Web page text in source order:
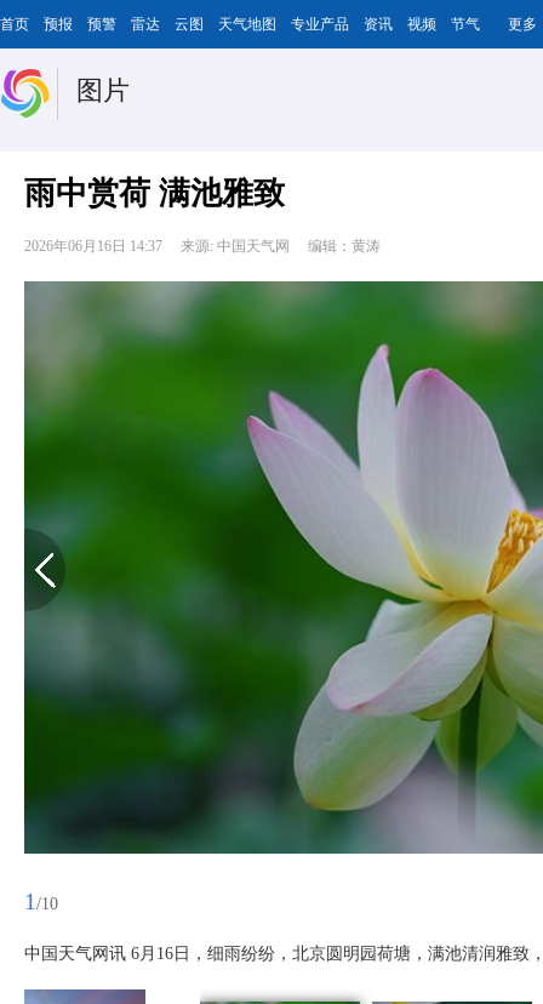
首页 预报 预警 雷达 云图 天气地图 专业产品 资讯 视频 节气 更多
图片
雨中赏荷 满池雅致
2026年06月16日 14:37 来源: 中国天气网 编辑：黄涛
1 /10
中国天气网讯 6月16日，细雨纷纷，北京圆明园荷塘，满池清润雅致